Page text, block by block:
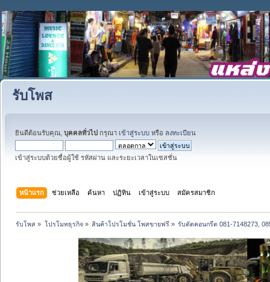
รับโพส
ยินดีต้อนรับคุณ, บุคคลทั่วไป กรุณา เข้าสู่ระบบ หรือ ลงทะเบียน
เข้าสู่ระบบด้วยชื่อผู้ใช้ รหัสผ่าน และระยะเวลาในเซสชั่น
หน้าแรก ช่วยเหลือ ค้นหา ปฏิทิน เข้าสู่ระบบ สมัครสมาชิก
รับโพส » โปรโมทธุรกิจ» สินค้าโปรโมชั่น โพสขายฟรี» รับตัดคอนกรีต 081-7148273,